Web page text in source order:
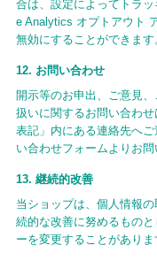
合は、設定によってトラ
e Analytics オプトアウト
無効にすることができます
12. お問い合わせ
開示等のお申出、ご意見
扱いに関するお問い合わ
表記」内にある連絡先へ
い合わせフォームよりお問
13. 継続的改善
当ショップは、個人情報
続的な改善に努めるもの
ーを変更することがありま